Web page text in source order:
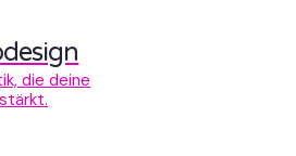
die deine